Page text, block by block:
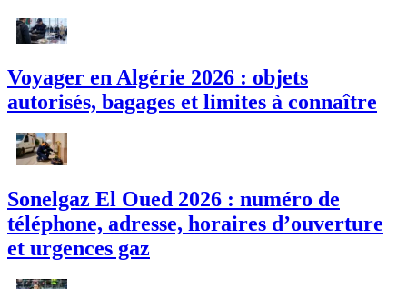
Voyager en Algérie 2026 : objets
autorisés, bagages et limites à connaître
Sonelgaz El Oued 2026 : numéro de
téléphone, adresse, horaires d’ouverture
et urgences gaz